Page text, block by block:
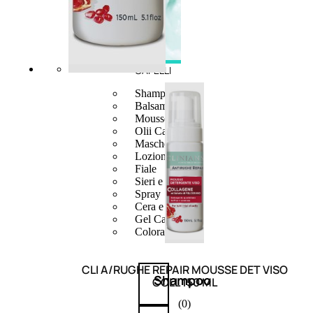
CAPELLI
Shampoo
Balsamo
Mousse
Olii Capelli
Maschere
Lozioni
Fiale
Sieri e Cristalli
Spray
Cera e Crema
Gel Capelli
Colorazione
Shampoo
CLI A/RUGHE REPAIR MOUSSE DET VISO
COLL 150 ML
(0)